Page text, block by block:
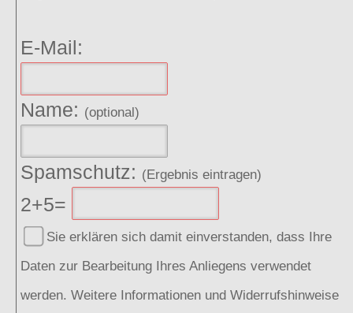
E-Mail:
Name: (optional)
Spamschutz: (Ergebnis eintragen)
2+5=
Sie erklären sich damit einverstanden, dass Ihre
Daten zur Bearbeitung Ihres Anliegens verwendet
werden. Weitere Informationen und Widerrufshinweise